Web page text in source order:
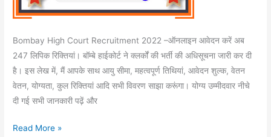
Bombay High Court Recruitment 2022 –ऑनलाइन आवेदन करें अब
247 लिपिक रिक्तियां। बॉम्बे हाईकोर्ट ने क्लर्कों की भर्ती की अधिसूचना जारी कर दी
है। इस लेख में, मैं आपके साथ आयु सीमा, महत्वपूर्ण तिथियां, आवेदन शुल्क, वेतन
वेतन, योग्यता, कुल रिक्तियां आदि सभी विवरण साझा करूंगा। योग्य उम्मीदवार नीचे
दी गई सभी जानकारी पढ़ें और
Read More »